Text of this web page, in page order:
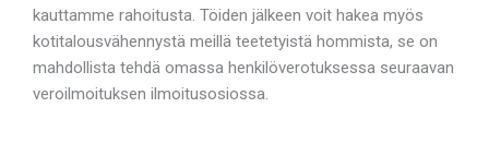
kauttamme rahoitusta. Töiden jälkeen voit hakea myös
kotitalousvähennystä meillä teetetyistä hommista, se on
mahdollista tehdä omassa henkilöverotuksessa seuraavan
veroilmoituksen ilmoitusosiossa.